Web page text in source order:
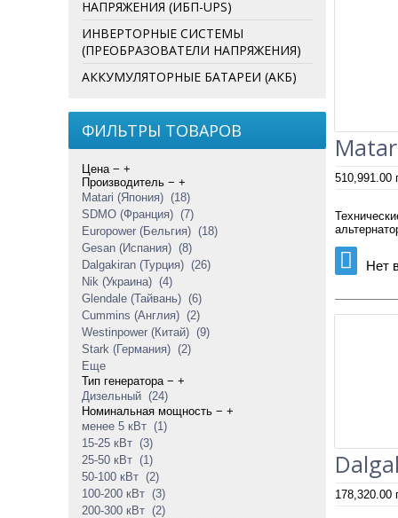
НАПРЯЖЕНИЯ (ИБП-UPS)
ИНВЕРТОРНЫЕ СИСТЕМЫ
(ПРЕОБРАЗОВАТЕЛИ НАПРЯЖЕНИЯ)
АККУМУЛЯТОРНЫЕ БАТАРЕИ (АКБ)
ФИЛЬТРЫ ТОВАРОВ
Цена − +
Производитель − +
Matari (Япония) (18)
SDMO (Франция) (7)
Europower (Бельгия) (18)
Gesan (Испания) (8)
Dalgakiran (Турция) (26)
Nik (Украина) (4)
Glendale (Тайвань) (6)
Cummins (Англия) (2)
Westinpower (Китай) (9)
Stark (Германия) (2)
Еще
Тип генератора − +
Дизельный (24)
Номинальная мощность − +
менее 5 кВт (1)
15-25 кВт (3)
25-50 кВт (1)
50-100 кВт (2)
100-200 кВт (3)
200-300 кВт (2)
Если
Не
Если вы
будут
Перед
510,991.00
Нет
178,320.00